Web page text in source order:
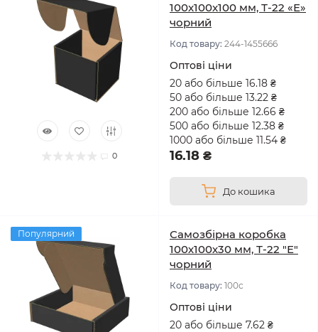
0
100x100x100 мм, Т-22 «Е»
чорний
Код товару: 244-1455666
Оптові ціни
20 або більше 16.18 ₴
50 або більше 13.22 ₴
200 або більше 12.66 ₴
500 або більше 12.38 ₴
1000 або більше 11.54 ₴
16.18 ₴
До кошика
Популярний
Самозбірна коробка
100х100х30 мм, Т-22 "Е"
чорний
Код товару: 100с
Оптові ціни
20 або більше 7.62 ₴